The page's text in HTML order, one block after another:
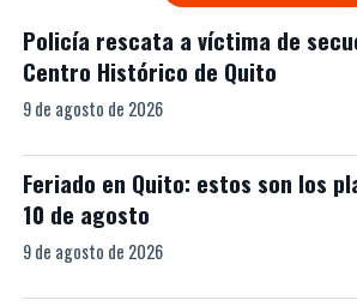
Policía rescata a víctima de
Centro Histórico de Quito
9 de agosto de 2026
Feriado en Quito: estos son los
10 de agosto
9 de agosto de 2026